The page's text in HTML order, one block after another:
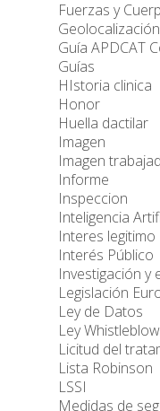
Fuerzas y
Geolocalización
Guía APDCAT
Guías
HIstoria clinica
Honor
Huella dactilar
Imagen
Imagen
Informe
Inspeccion
Inteligencia
Interes legitimo
Interés Público
Investigación y
Legislación
Ley de Datos
Ley
Licitud del
Lista Robinson
LSSI
Medidas de